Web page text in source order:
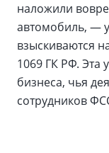
наложили
автомобиль, —
взыскиваются
1069 ГК РФ. Эта
бизнеса, чья
сотрудников